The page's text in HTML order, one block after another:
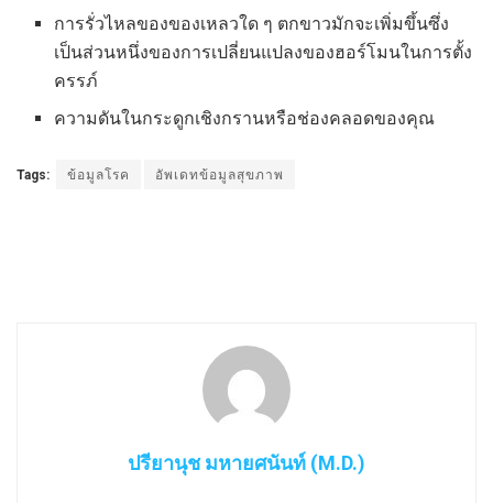
การรั่วไหลของของเหลวใด ๆ ตกขาวมักจะเพิ่มขึ้นซึ่ง
เป็นส่วนหนึ่งของการเปลี่ยนแปลงของฮอร์โมนในการตั้ง
ครรภ์
ความดันในกระดูกเชิงกรานหรือช่องคลอดของคุณ
Tags: ข้อมูลโรค อัพเดทข้อมูลสุขภาพ
ปรียานุช มหายศนันท์ (M.D.)